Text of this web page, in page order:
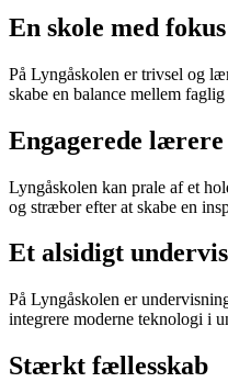
En skole med
På Lyngåskolen er trivsel og
skabe en balance mellem
Engagerede lærere
Lyngåskolen kan prale af et
og stræber efter at skabe en
Et alsidigt
På Lyngåskolen er
integrere moderne teknologi i
Stærkt fællesskab